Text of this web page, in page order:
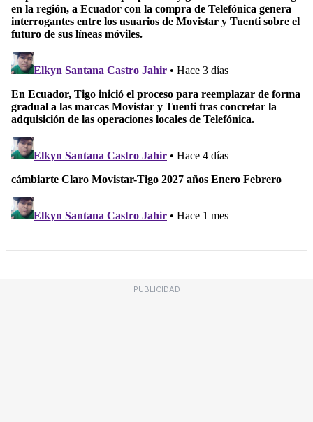
PUBLICIDAD